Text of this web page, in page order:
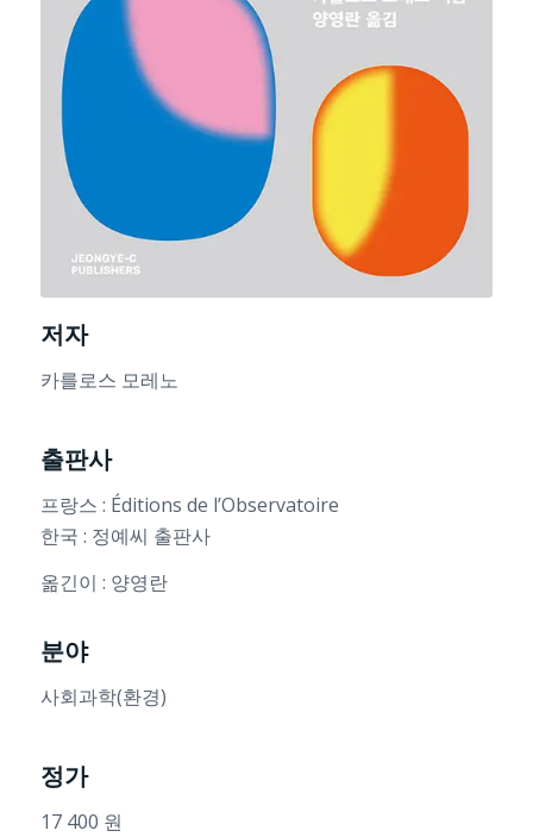
저자
카를로스 모레노
출판사
프랑스 : Éditions de l’Observatoire
한국 : 정예씨 출판사
옮긴이 : 양영란
분야
사회과학(환경)
정가
17 400 원